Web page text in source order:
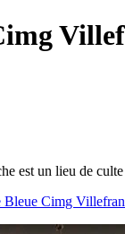
est un lieu de
Bleue Cimg